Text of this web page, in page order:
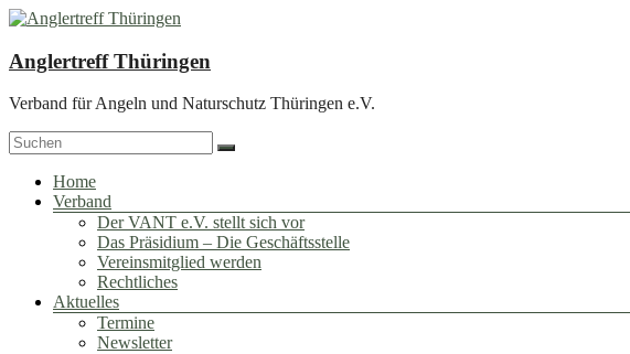
Zum
springen
Anglertreff Thüringen
Verband für Angeln und Naturschutz Thüringen e.V.
Menü
Home
Verband
Der VANT e.V. stellt sich vor
Das Präsidium – Die Geschäftsstelle
Vereinsmitglied werden
Rechtliches
Aktuelles
Termine
Newsletter